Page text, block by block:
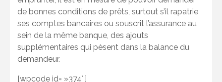
de bonnes conditions de prêts, surtout s’il rapatrie
ses comptes bancaires ou souscrit l’assurance au
sein de la même banque, des ajouts
supplémentaires qui pèsent dans la balance du
demandeur.
[wpcode id= »374″]